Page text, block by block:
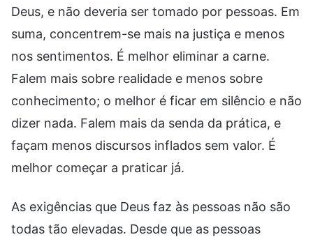
Deus, e não deveria ser tomado por pessoas. Em
suma, concentrem-se mais na justiça e menos
nos sentimentos. É melhor eliminar a carne.
Falem mais sobre realidade e menos sobre
conhecimento; o melhor é ficar em silêncio e não
dizer nada. Falem mais da senda da prática, e
façam menos discursos inflados sem valor. É
melhor começar a praticar já.
As exigências que Deus faz às pessoas não são
todas tão elevadas. Desde que as pessoas